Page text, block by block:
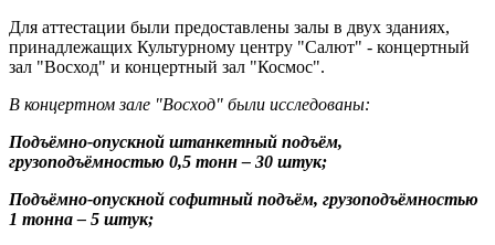
Для аттестации были предоставлены залы в двух зданиях,
принадлежащих Культурному центру "Салют" - концертный
зал "Восход" и концертный зал "Космос".
В концертном зале "Восход" были исследованы:
Подъёмно-опускной штанкетный подъём,
грузоподъёмностью 0,5 тонн – 30 штук;
Подъёмно-опускной софитный подъём, грузоподъёмностью
1 тонна – 5 штук;